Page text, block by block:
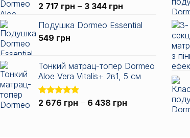
2 717 грн – 3 344 грн
від
3
344 грн
Подушка Dormeo Essential
549 грн
Тонкий матрац-топер Dormeo
Aloe Vera Vitalis+ 2в1, 5 см
Оцінено в
2 676 грн – 6 438 грн